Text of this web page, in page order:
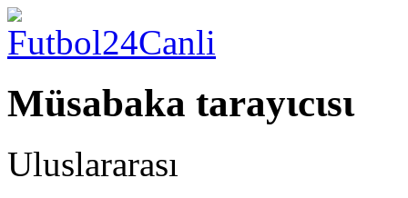
Müsabaka tarayιcιsι
Uluslararası